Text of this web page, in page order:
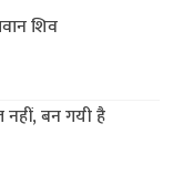
शिव
बन गयी है